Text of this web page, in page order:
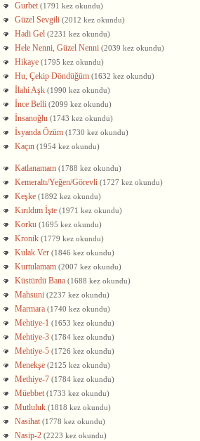
Gurbet (1791 kez okundu)
Güzel Sevgili (2012 kez okundu)
Hadi Gel (2231 kez okundu)
Hele Nenni, Güzel Nenni (2039 kez okundu)
Hikaye (1795 kez okundu)
Hu, Çekip Döndüğüm (1632 kez okundu)
İlahi Aşk (1990 kez okundu)
İnce Belli (2099 kez okundu)
İnsanoğlu (1743 kez okundu)
İsyanda Özüm (1730 kez okundu)
Kaçın (1954 kez okundu)
Katlanamam (1788 kez okundu)
Kemeraltı/Yeğen/Görevli (1727 kez okundu)
Keşke (1892 kez okundu)
Kırıldım İşte (1971 kez okundu)
Korku (1695 kez okundu)
Kronik (1779 kez okundu)
Kulak Ver (1846 kez okundu)
Kurtulamam (2007 kez okundu)
Küstürdü Bana (1688 kez okundu)
Mahsuni (2237 kez okundu)
Marmara (1740 kez okundu)
Mehtiye-1 (1653 kez okundu)
Mehtiye-3 (1784 kez okundu)
Mehtiye-5 (1726 kez okundu)
Menekşe (2125 kez okundu)
Methiye-7 (1784 kez okundu)
Müebbet (1733 kez okundu)
Mutluluk (1818 kez okundu)
Nasihat (1778 kez okundu)
Nasip-2 (2223 kez okundu)